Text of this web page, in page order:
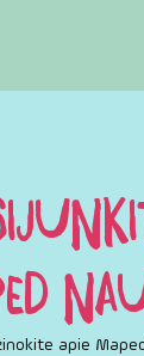
apie